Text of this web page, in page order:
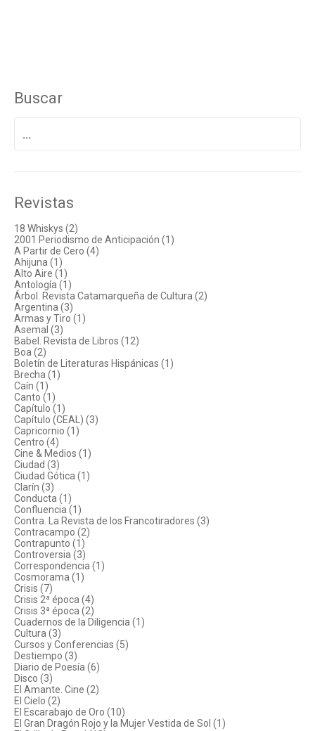
Buscar
Revistas
18 Whiskys (2)
2001 Periodismo de Anticipación (1)
A Partir de Cero (4)
Ahijuna (1)
Alto Aire (1)
Antología (1)
Árbol. Revista Catamarqueña de Cultura (2)
Argentina (3)
Armas y Tiro (1)
Asemal (3)
Babel. Revista de Libros (12)
Boa (2)
Boletín de Literaturas Hispánicas (1)
Brecha (1)
Caín (1)
Canto (1)
Capítulo (1)
Capítulo (CEAL) (3)
Capricornio (1)
Centro (4)
Cine & Medios (1)
Ciudad (3)
Ciudad Gótica (1)
Clarín (3)
Conducta (1)
Confluencia (1)
Contra. La Revista de los Francotiradores (3)
Contracampo (2)
Contrapunto (1)
Controversia (3)
Correspondencia (1)
Cosmorama (1)
Crisis (7)
Crisis 2ª época (4)
Crisis 3ª época (2)
Cuadernos de la Diligencia (1)
Cultura (3)
Cursos y Conferencias (5)
Destiempo (3)
Diario de Poesía (6)
Disco (3)
El Amante. Cine (2)
El Cielo (2)
El Escarabajo de Oro (10)
El Gran Dragón Rojo y la Mujer Vestida de Sol (1)